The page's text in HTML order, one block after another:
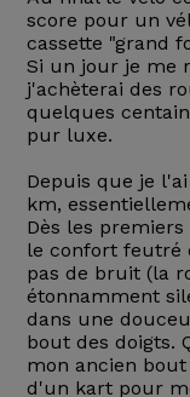
score pour un
cassette "grand
Si un jour je me
j'achèterai des
quelques
pur luxe.
Depuis que je
km,
Dès les
le confort feutré
pas de bruit (la
étonnamment
dans une
bout des doigts.
mon ancien
d'un kart pour